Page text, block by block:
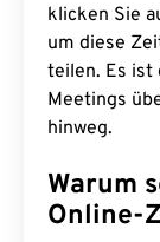
klicken Sie
um diese
teilen. Es ist
Meetings
hinweg.
Warum
Online-